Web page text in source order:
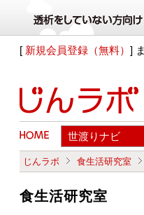
[ 新規会員登録（無料）]
じんラボ 食生活研究室
食生活研究室